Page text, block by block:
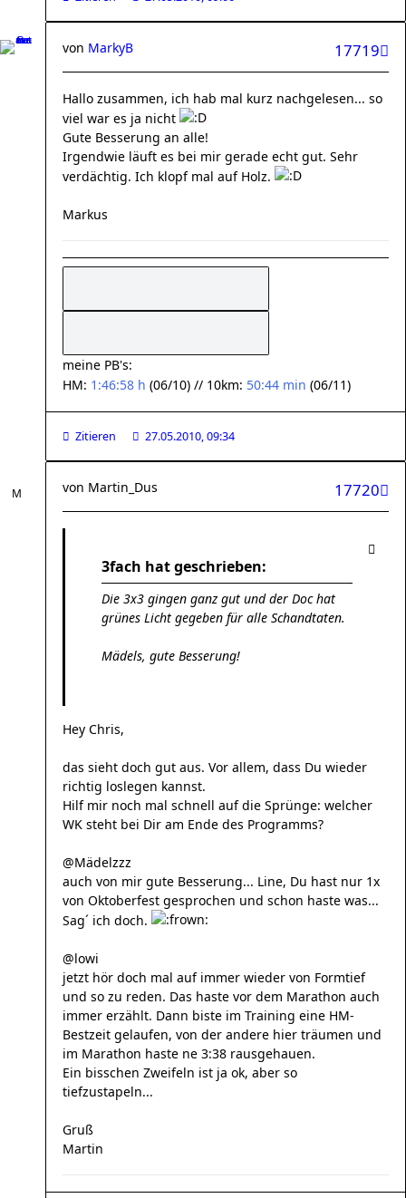
17719
von MarkyB
Hallo zusammen, ich hab mal kurz nachgelesen... so
viel war es ja nicht
Gute Besserung an alle!
Irgendwie läuft es bei mir gerade echt gut. Sehr
verdächtig. Ich klopf mal auf Holz.
Markus
meine PB's:
HM: 1:46:58 h (06/10) // 10km: 50:44 min (06/11)
Zitieren 27.05.2010, 09:34
17720
von Martin_Dus
3fach hat geschrieben:
Die 3x3 gingen ganz gut und der Doc hat
grünes Licht gegeben für alle Schandtaten.
Mädels, gute Besserung!
Hey Chris,
das sieht doch gut aus. Vor allem, dass Du wieder
richtig loslegen kannst.
Hilf mir noch mal schnell auf die Sprünge: welcher
WK steht bei Dir am Ende des Programms?
@Mädelzzz
auch von mir gute Besserung... Line, Du hast nur 1x
von Oktoberfest gesprochen und schon haste was...
Sag´ ich doch.
@lowi
jetzt hör doch mal auf immer wieder von Formtief
und so zu reden. Das haste vor dem Marathon auch
immer erzählt. Dann biste im Training eine HM-
Bestzeit gelaufen, von der andere hier träumen und
im Marathon haste ne 3:38 rausgehauen.
Ein bisschen Zweifeln ist ja ok, aber so
tiefzustapeln...
Gruß
Martin